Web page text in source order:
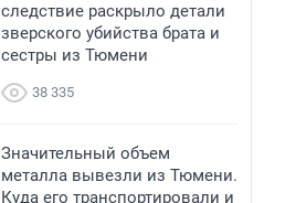
следствие раскрыло детали
зверского убийства брата и
сестры из Тюмени
38 335
Значительный объем
металла вывезли из Тюмени.
Куда его транспортировали и